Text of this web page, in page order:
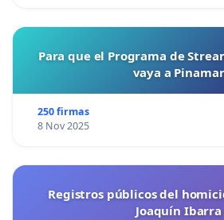
Para que el Programa de
vaya a Pinamar
250 firmas
8 Nov 2025
Registros públicos del
Joaquín Ibarra